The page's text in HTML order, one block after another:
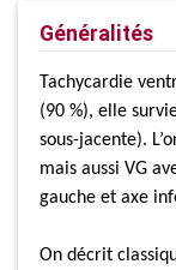
Généralités
Tachycardie
(90 %), elle
sous-jacente).
mais aussi VG
gauche et axe
On décrit